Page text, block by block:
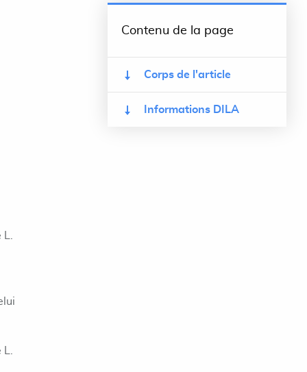
Contenu de la page
Corps de l'article
Informations DILA